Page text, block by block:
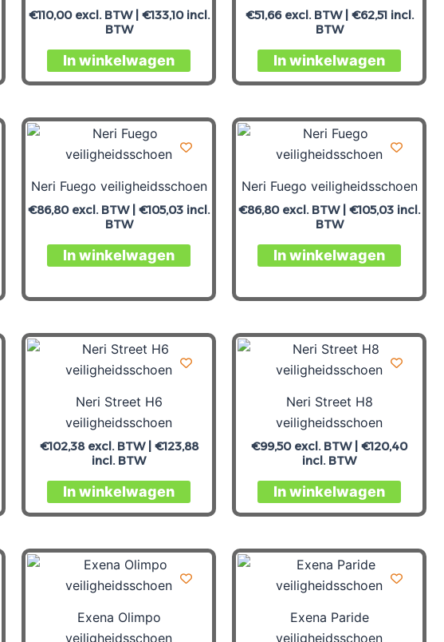
€110,00excl. BTW | €133,10incl.
BTW
In winkelwagen
€51,66excl. BTW | €62,51incl.
BTW
In winkelwagen
Neri Fuego veiligheidsschoen
€86,80excl. BTW | €105,03 incl.
BTW
In winkelwagen
Neri Fuego veiligheidsschoen
€86,80excl. BTW | €105,03 incl.
BTW
In winkelwagen
Neri Street H6
veiligheidsschoen
€102,38excl. BTW | €123,88
incl. BTW
In winkelwagen
Neri Street H8
veiligheidsschoen
€99,50excl. BTW | €120,40
incl. BTW
In winkelwagen
Exena Olimpo
veiligheidsschoen
Exena Paride
veiligheidsschoen